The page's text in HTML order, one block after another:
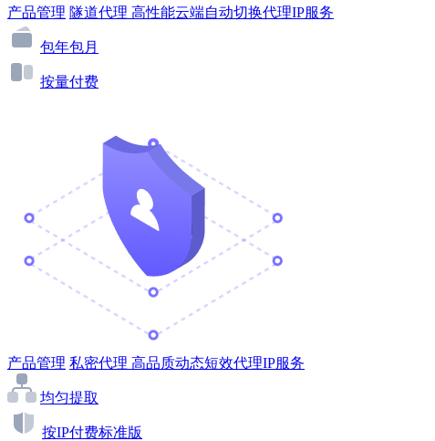
产品管理 隧道代理 高性能云端自动切换代理IP服务
包年包月
按量付费
产品管理 私密代理 高品质动态短效代理IP服务
均匀提取
按IP付费标准版